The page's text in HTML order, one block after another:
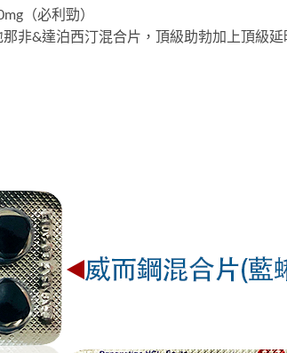
（必利勁）
非&達泊西汀混合片，頂級助勃加上頂級